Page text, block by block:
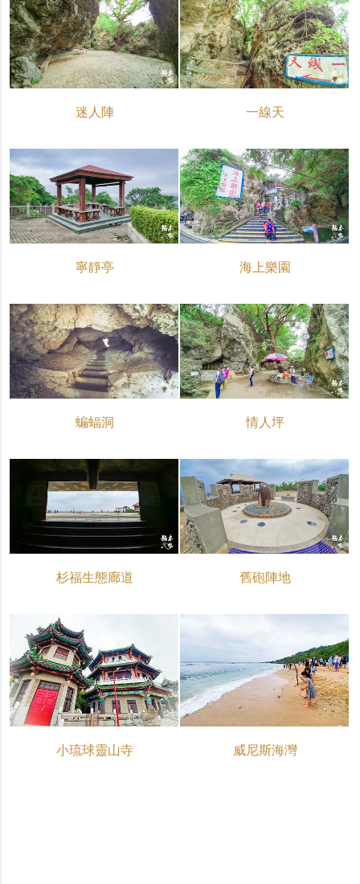
迷人陣 一線天
寧靜亭 海上樂園
蝙蝠洞 情人坪
杉福生態廊道 舊砲陣地
小琉球靈山寺 威尼斯海灣